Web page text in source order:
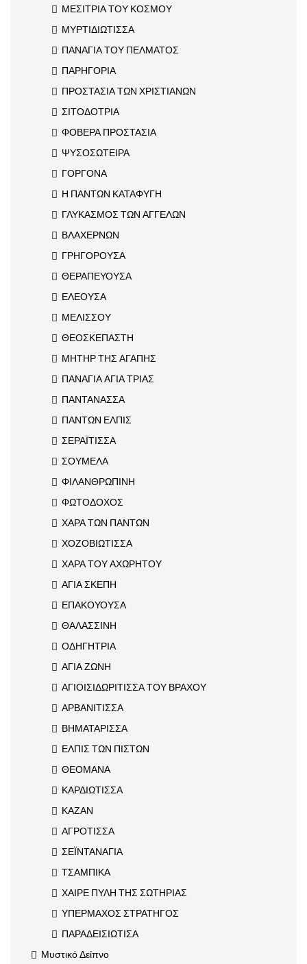
ΜΕΣΙΤΡΙΑ ΤΟΥ ΚΟΣΜΟΥ
ΜΥΡΤΙΔΙΩΤΙΣΣΑ
ΠΑΝΑΓΙΑ ΤΟΥ ΠΕΛΜΑΤΟΣ
ΠΑΡΗΓΟΡΙΑ
ΠΡΟΣΤΑΣΙΑ ΤΩΝ ΧΡΙΣΤΙΑΝΩΝ
ΣΙΤΟΔΟΤΡΙΑ
ΦΟΒΕΡΑ ΠΡΟΣΤΑΣΙΑ
ΨΥΣΟΣΩΤΕΙΡΑ
ΓΟΡΓΟΝΑ
Η ΠΑΝΤΩΝ ΚΑΤΑΦΥΓΗ
ΓΛΥΚΑΣΜΟΣ ΤΩΝ ΑΓΓΕΛΩΝ
ΒΛΑΧΕΡΝΩΝ
ΓΡΗΓΟΡΟΥΣΑ
ΘΕΡΑΠΕΥΟΥΣΑ
ΕΛΕΟΥΣΑ
ΜΕΛΙΣΣΟΥ
ΘΕΟΣΚΕΠΑΣΤΗ
ΜΗΤΗΡ ΤΗΣ ΑΓΑΠΗΣ
ΠΑΝΑΓΙΑ ΑΓΙΑ ΤΡΙΑΣ
ΠΑΝΤΑΝΑΣΣΑ
ΠΑΝΤΩΝ ΕΛΠΙΣ
ΣΕΡΑΪΤΙΣΣΑ
ΣΟΥΜΕΛΑ
ΦΙΛΑΝΘΡΩΠΙΝΗ
ΦΩΤΟΔΟΧΟΣ
ΧΑΡΑ ΤΩΝ ΠΑΝΤΩΝ
ΧΟΖΟΒΙΩΤΙΣΣΑ
ΧΑΡΑ ΤΟΥ ΑΧΩΡΗΤΟΥ
ΑΓΙΑ ΣΚΕΠΗ
ΕΠΑΚΟΥΟΥΣΑ
ΘΑΛΑΣΣΙΝΗ
ΟΔΗΓΗΤΡΙΑ
ΑΓΙΑ ΖΩΝΗ
ΑΓΙΟΙΣΙΔΩΡΙΤΙΣΣΑ ΤΟΥ ΒΡΑΧΟΥ
ΑΡΒΑΝΙΤΙΣΣΑ
ΒΗΜΑΤΑΡΙΣΣΑ
ΕΛΠΙΣ ΤΩΝ ΠΙΣΤΩΝ
ΘΕΟΜΑΝΑ
ΚΑΡΔΙΩΤΙΣΣΑ
ΚΑΖΑΝ
ΑΓΡΟΤΙΣΣΑ
ΣΕΪΝΤΑΝΑΓΙΑ
ΤΣΑΜΠΙΚΑ
ΧΑΙΡΕ ΠΥΛΗ ΤΗΣ ΣΩΤΗΡΙΑΣ
ΥΠΕΡΜΑΧΟΣ ΣΤΡΑΤΗΓΟΣ
ΠΑΡΑΔΕΙΣΙΩΤΙΣΑ
Μυστικό Δείπνο